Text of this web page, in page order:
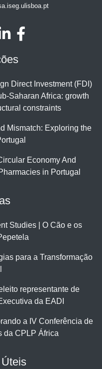
Direct Investment (FDI)
Saharan Africa: growth
constraints
Mismatch: Exploring the
Economy And
in Portugal
Studies | O Cão e os
para a Transformação
representante de
da EADI
a IV Conferência de
da CPLP África